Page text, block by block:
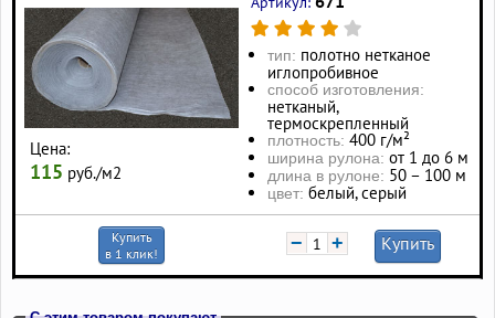
Цена:
115 руб./м2
тип: полотно нетканое
иглопробивное
способ изготовления:
нетканый,
термоскрепленный
плотность: 400 г/м²
ширина рулона: от 1 до 6 м
длина в рулоне: 50 – 100 м
цвет: белый, серый
Купить
в 1 клик!
− + Купить